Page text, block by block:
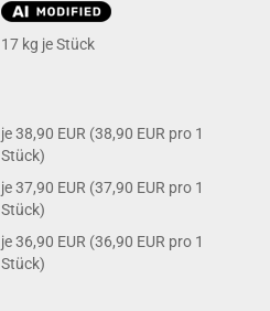
17 kg je Stück
je 38,90 EUR (38,90 EUR pro 1
Stück)
je 37,90 EUR (37,90 EUR pro 1
Stück)
je 36,90 EUR (36,90 EUR pro 1
Stück)